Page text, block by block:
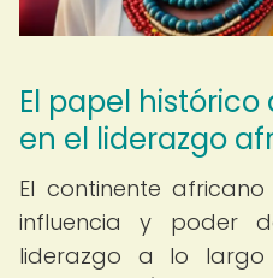
El papel
en el liderazgo
El continente
influencia y poder
liderazgo a lo